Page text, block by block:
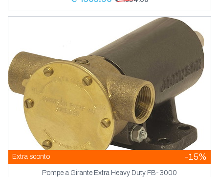
Extra sconto -15%
Pompe a Girante Extra Heavy Duty FB-3000